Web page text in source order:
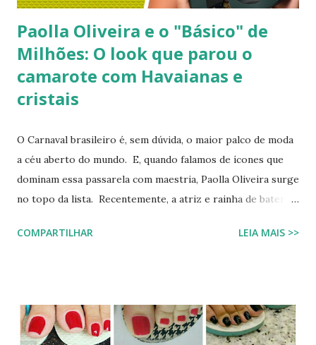
Paolla Oliveira e o "Básico" de
Milhões: O look que parou o
camarote com Havaianas e
cristais
O Carnaval brasileiro é, sem dúvida, o maior palco de moda
a céu aberto do mundo. E, quando falamos de ícones que
dominam essa passarela com maestria, Paolla Oliveira surge
no topo da lista. Recentemente, a atriz e rainha de bateria
preparação para o Camarote Havaianas , na Sapucaí. Com o
matéria, mergulhamos nos detalhes técnicos e estéticos do
look, com foco especial no calçado que desafiou as leis da
COMPARTILHAR LEIA MAIS >>